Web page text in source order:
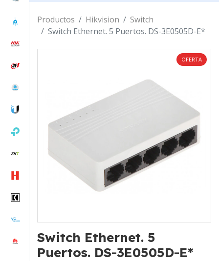
Productos Hikvision
Switch
Switch Ethernet. 5 Puertos. DS-3E0505D-E*
OFERTA
Switch Ethernet. 5
Puertos. DS-3E0505D-E*